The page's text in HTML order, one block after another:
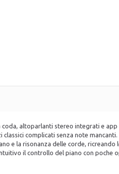
altoparlanti stereo integrati e
complicati senza note
e la risonanza delle corde,
il controllo del piano con poche